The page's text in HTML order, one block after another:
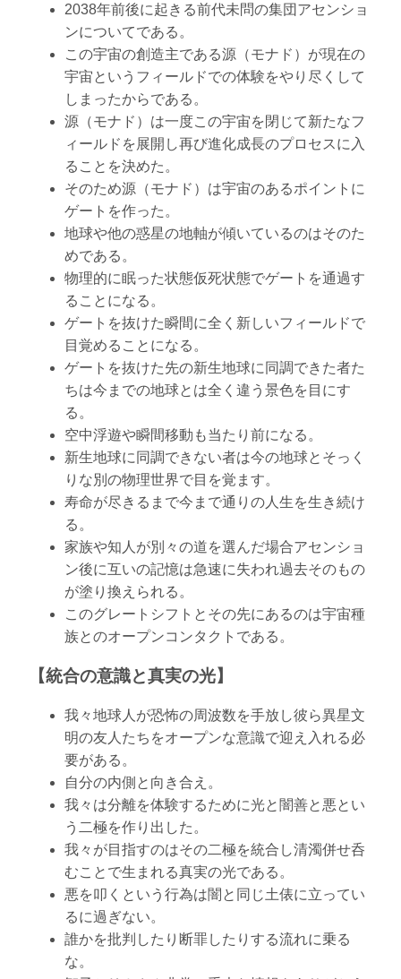
2038年前後に起きる前代未問の集団アセンショ
ンについてである。
この宇宙の創造主である源（モナド）が現在の
宇宙というフィールドでの体験をやり尽くして
しまったからである。
源（モナド）は一度この宇宙を閉じて新たなフ
ィールドを展開し再び進化成長のプロセスに入
ることを決めた。
そのため源（モナド）は宇宙のあるポイントに
ゲートを作った。
地球や他の惑星の地軸が傾いているのはそのた
めである。
物理的に眠った状態仮死状態でゲートを通過す
ることになる。
ゲートを抜けた瞬間に全く新しいフィールドで
目覚めることになる。
ゲートを抜けた先の新生地球に同調できた者た
ちは今までの地球とは全く違う景色を目にす
る。
空中浮遊や瞬間移動も当たり前になる。
新生地球に同調できない者は今の地球とそっく
りな別の物理世界で目を覚ます。
寿命が尽きるまで今まで通りの人生を生き続け
る。
家族や知人が別々の道を選んだ場合アセンショ
ン後に互いの記憶は急速に失われ過去そのもの
が塗り換えられる。
このグレートシフトとその先にあるのは宇宙種
族とのオープンコンタクトである。
【統合の意識と真実の光】
我々地球人が恐怖の周波数を手放し彼ら異星文
明の友人たちをオープンな意識で迎え入れる必
要がある。
自分の内側と向き合え。
我々は分離を体験するために光と闇善と悪とい
う二極を作り出した。
我々が目指すのはその二極を統合し清濁併せ呑
むことで生まれる真実の光である。
悪を叩くという行為は闇と同じ土俵に立ってい
るに過ぎない。
誰かを批判したり断罪したりする流れに乗る
な。